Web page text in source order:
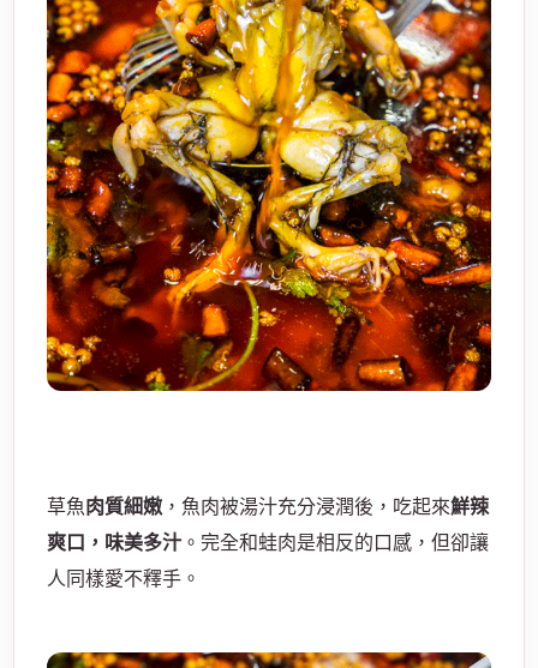
草魚肉質細嫩 ，魚肉被湯汁充分浸潤後，吃起來鮮辣
爽口，味美多汁 。完全和蛙肉是相反的口感，但卻讓
人同樣愛不釋手。